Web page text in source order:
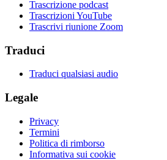
Trascrizione podcast
Trascrizioni YouTube
Trascrivi riunione Zoom
Traduci
Traduci qualsiasi audio
Legale
Privacy
Termini
Politica di rimborso
Informativa sui cookie